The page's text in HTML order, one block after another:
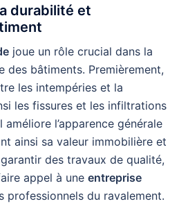
durabilité et
joue un rôle crucial dans la
des bâtiments. Premièrement,
les intempéries et la
les fissures et les infiltrations
améliore l’apparence générale
ainsi sa valeur immobilière et
des travaux de qualité,
appel à une entreprise
professionnels du ravalement.